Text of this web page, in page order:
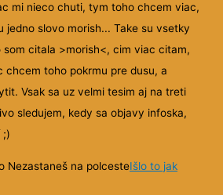
mi nieco chuti, tym toho chcem viac,
jedno slovo morish... Take su vsetky
som citala >morish<, cim viac citam,
chcem toho pokrmu pre dusu, a
Vsak sa uz velmi tesim aj na treti
sledujem, kedy sa objavy infoska,
;)
Nezastaneš na polcesteIšlo to jak